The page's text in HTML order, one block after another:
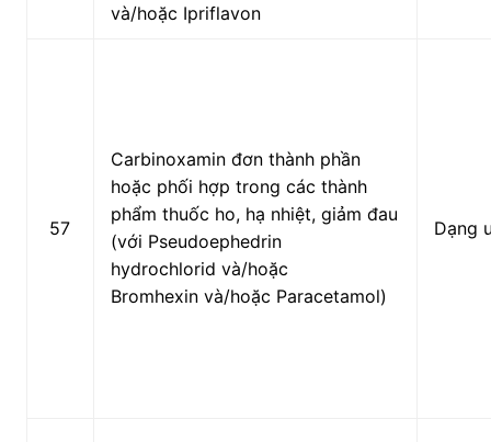
và/hoặc Ipriflavon
57
Carbinoxamin đơn thành phần
hoặc phối hợp trong các thành
phẩm thuốc ho, hạ nhiệt, giảm đau
(với Pseudoephedrin
hydrochlorid và/hoặc
Bromhexin và/hoặc Paracetamol)
Dạng